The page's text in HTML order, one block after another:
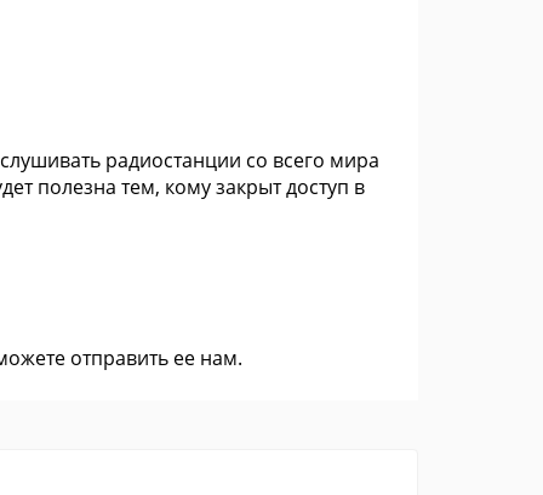
радиостанции со всего мира
полезна тем, кому закрыт доступ в
отправить ее нам.